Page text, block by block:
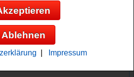
Finnland Reise und 30
Ablehnen
Impressum